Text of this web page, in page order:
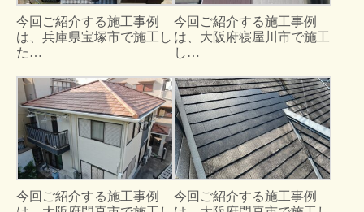
今回ご紹介する施工事例
は、兵庫県宝塚市で施工し
た…
今回ご紹介する施工事例
は、大阪府寝屋川市で施工
し…
今回ご紹介する施工事例
今回ご紹介する施工事例